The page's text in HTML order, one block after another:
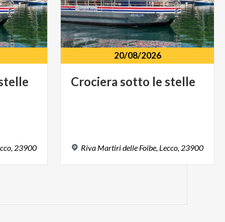
23900
20/08/2026
Crociera sotto le stelle
Riva Martiridelle Foibe, Lecco, 23900